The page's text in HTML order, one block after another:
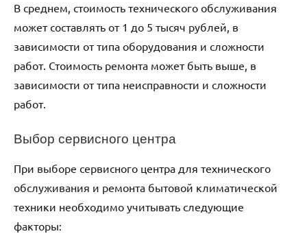
В среднем, стоимость технического обслуживания
может составлять от 1 до 5 тысяч рублей, в
зависимости от типа оборудования и сложности
работ. Стоимость ремонта может быть выше, в
зависимости от типа неисправности и сложности
работ.
Выбор сервисного центра
При выборе сервисного центра для технического
обслуживания и ремонта бытовой климатической
техники необходимо учитывать следующие
факторы: